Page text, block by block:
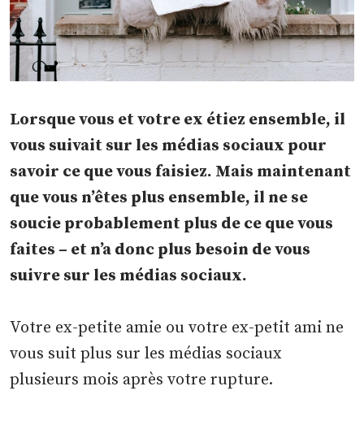
Lorsque vous et votre ex étiez ensemble, il
vous suivait sur les médias sociaux pour
savoir ce que vous faisiez. Mais maintenant
que vous n’êtes plus ensemble, il ne se
soucie probablement plus de ce que vous
faites – et n’a donc plus besoin de vous
suivre sur les médias sociaux.
Votre ex-petite amie ou votre ex-petit ami ne
vous suit plus sur les médias sociaux
plusieurs mois après votre rupture.